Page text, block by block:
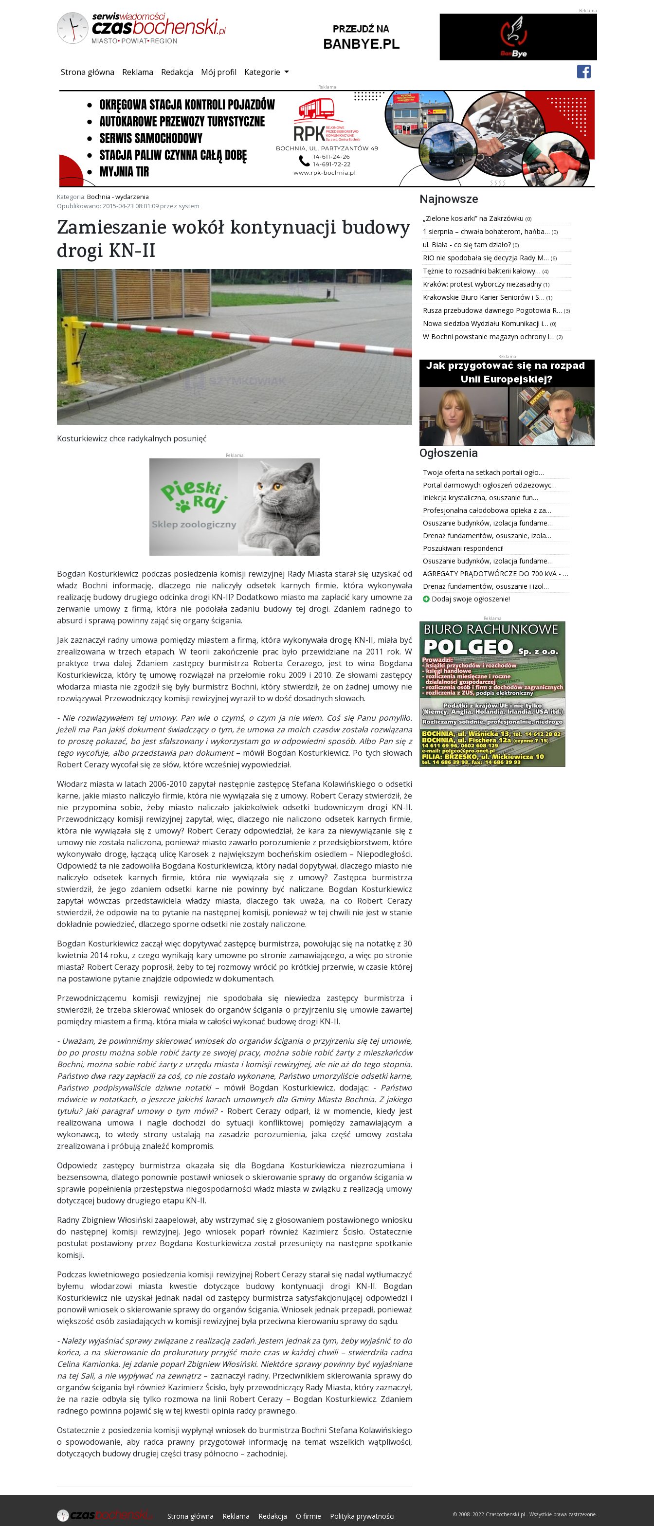
Strona główna (current)
Reklama Redakcja Mój profil Kategorie
Kategoria: Bochnia - wydarzenia
Opublikowano: 2015-04-23 08:01:09 przez system
Zamieszanie wokół kontynuacji budowy
drogi KN-II
Kosturkiewicz chce radykalnych posunięć
Bogdan Kosturkiewicz podczas posiedzenia komisji rewizyjnej Rady Miasta starał się uzyskać od
władz Bochni informację, dlaczego nie naliczyły odsetek karnych firmie, która wykonywała
realizację budowy drugiego odcinka drogi KN-II? Dodatkowo miasto ma zapłacić kary umowne za
zerwanie umowy z firmą, która nie podołała zadaniu budowy tej drogi. Zdaniem radnego to
absurd i sprawą powinny zająć się organy ścigania.
Jak zaznaczył radny umowa pomiędzy miastem a firmą, która wykonywała drogę KN-II, miała być
zrealizowana w trzech etapach. W teorii zakończenie prac było przewidziane na 2011 rok. W
praktyce trwa dalej. Zdaniem zastępcy burmistrza Roberta Cerazego, jest to wina Bogdana
Kosturkiewicza, który tę umowę rozwiązał na przełomie roku 2009 i 2010. Ze słowami zastępcy
włodarza miasta nie zgodził się były burmistrz Bochni, który stwierdził, że on żadnej umowy nie
rozwiązywał. Przewodniczący komisji rewizyjnej wyraził to w dość dosadnych słowach.
- Nie rozwiązywałem tej umowy. Pan wie o czymś, o czym ja nie wiem. Coś się Panu pomyliło.
Jeżeli ma Pan jakiś dokument świadczący o tym, że umowa za moich czasów została rozwiązana
to proszę pokazać, bo jest sfałszowany i wykorzystam go w odpowiedni sposób. Albo Pan się z
tego wycofuje, albo przedstawia pan dokument– mówił Bogdan Kosturkiewicz. Po tych słowach
Robert Cerazy wycofał się ze słów, które wcześniej wypowiedział.
Włodarz miasta w latach 2006-2010 zapytał następnie zastępcę Stefana Kolawińskiego o odsetki
karne, jakie miasto naliczyło firmie, która nie wywiązała się z umowy. Robert Cerazy stwierdził, że
nie przypomina sobie, żeby miasto naliczało jakiekolwiek odsetki budowniczym drogi KN-II.
Przewodniczący komisji rewizyjnej zapytał, więc, dlaczego nie naliczono odsetek karnych firmie,
która nie wywiązała się z umowy? Robert Cerazy odpowiedział, że kara za niewywiązanie się z
umowy nie została naliczona, ponieważ miasto zawarło porozumienie z przedsiębiorstwem, które
wykonywało drogę, łączącą ulicę Karosek z największym bocheńskim osiedlem – Niepodległości.
Odpowiedź ta nie zadowoliła Bogdana Kosturkiewicza, który nadal dopytywał, dlaczego miasto nie
naliczyło odsetek karnych firmie, która nie wywiązała się z umowy? Zastępca burmistrza
stwierdził, że jego zdaniem odsetki karne nie powinny być naliczane. Bogdan Kosturkiewicz
zapytał wówczas przedstawiciela władzy miasta, dlaczego tak uważa, na co Robert Cerazy
stwierdził, że odpowie na to pytanie na następnej komisji, ponieważ w tej chwili nie jest w stanie
dokładnie powiedzieć, dlaczego sporne odsetki nie zostały naliczone.
Bogdan Kosturkiewicz zaczął więc dopytywać zastępcę burmistrza, powołując się na notatkę z 30
kwietnia 2014 roku, z czego wynikają kary umowne po stronie zamawiającego, a więc po stronie
miasta? Robert Cerazy poprosił, żeby to tej rozmowy wrócić po krótkiej przerwie, w czasie której
na postawione pytanie znajdzie odpowiedz w dokumentach.
Przewodniczącemu komisji rewizyjnej nie spodobała się niewiedza zastępcy burmistrza i
stwierdził, że trzeba skierować wniosek do organów ścigania o przyjrzeniu się umowie zawartej
pomiędzy miastem a firmą, która miała w całości wykonać budowę drogi KN-II.
- Uważam, że powinniśmy skierować wniosek do organów ścigania o przyjrzeniu się tej umowie,
bo po prostu można sobie robić żarty ze swojej pracy, można sobie robić żarty z mieszkańców
Bochni, można sobie robić żarty z urzędu miasta i komisji rewizyjnej, ale nie aż do tego stopnia.
Państwo dwa razy zapłacili za coś, co nie zostało wykonane, Państwo umorzyliście odsetki karne,
Państwo podpisywaliście dziwne notatki – mówił Bogdan Kosturkiewicz, dodając: - Państwo
mówicie w notatkach, o jeszcze jakichś karach umownych dla Gminy Miasta Bochnia. Z jakiego
tytułu? Jaki paragraf umowy o tym mówi?- Robert Cerazy odparł, iż w momencie, kiedy jest
realizowana umowa i nagle dochodzi do sytuacji konfliktowej pomiędzy zamawiającym a
wykonawcą, to wtedy strony ustalają na zasadzie porozumienia, jaka część umowy została
zrealizowana i próbują znaleźć kompromis.
Odpowiedz zastępcy burmistrza okazała się dla Bogdana Kosturkiewicza niezrozumiana i
bezsensowna, dlatego ponownie postawił wniosek o skierowanie sprawy do organów ścigania w
sprawie popełnienia przestępstwa niegospodarności władz miasta w związku z realizacją umowy
dotyczącej budowy drugiego etapu KN-II.
Radny Zbigniew Włosiński zaapelował, aby wstrzymać się z głosowaniem postawionego wniosku
do następnej komisji rewizyjnej. Jego wniosek poparł również Kazimierz Ścisło. Ostatecznie
postulat postawiony przez Bogdana Kosturkiewicza został przesunięty na następne spotkanie
komisji.
Podczas kwietniowego posiedzenia komisji rewizyjnej Robert Cerazy starał się nadal wytłumaczyć
byłemu włodarzowi miasta kwestie dotyczące budowy kontynuacji drogi KN-II. Bogdan
Kosturkiewicz nie uzyskał jednak nadal od zastępcy burmistrza satysfakcjonującej odpowiedzi i
ponowił wniosek o skierowanie sprawy do organów ścigania. Wniosek jednak przepadł, ponieważ
większość osób zasiadających w komisji rewizyjnej była przeciwna kierowaniu sprawy do sądu.
- Należy wyjaśniać sprawy związane z realizacją zadań. Jestem jednak za tym, żeby wyjaśnić to do
końca, a na skierowanie do prokuratury przyjść może czas w każdej chwili – stwierdziła radna
Celina Kamionka. Jej zdanie poparł Zbigniew Włosiński. Niektóre sprawy powinny być wyjaśniane
na tej Sali, a nie wypływać na zewnątrz– zaznaczył radny. Przeciwnikiem skierowania sprawy do
organów ścigania był również Kazimierz Ścisło, były przewodniczący Rady Miasta, który zaznaczył,
że na razie odbyła się tylko rozmowa na linii Robert Cerazy – Bogdan Kosturkiewicz. Zdaniem
radnego powinna pojawić się w tej kwestii opinia radcy prawnego.
Ostatecznie z posiedzenia komisji wypłynął wniosek do burmistrza Bochni Stefana Kolawińskiego
o spowodowanie, aby radca prawny przygotował informację na temat wszelkich wątpliwości,
dotyczących budowy drugiej części trasy północno – zachodniej.
Najnowsze
„Zielone kosiarki” na Zakrzówku (0)
1 sierpnia – chwała bohaterom, hańba… (0)
ul. Biała - co się tam działo? (0)
RIO nie spodobała się decyzja Rady M… (6)
Tężnie to rozsadniki bakterii kałowy… (4)
Kraków: protest wyborczy niezasadny (1)
Krakowskie Biuro Karier Seniorów i S… (1)
Rusza przebudowa dawnego Pogotowia R… (3)
Nowa siedziba Wydziału Komunikacji i… (0)
W Bochni powstanie magazyn ochrony l… (2)
Ogłoszenia
Twoja oferta na setkach portali ogło…
Portal darmowych ogłoszeń odzieżowyc…
Iniekcja krystaliczna, osuszanie fun…
Profesjonalna całodobowa opieka z za…
Osuszanie budynków, izolacja fundame…
Drenaż fundamentów, osuszanie, izola…
Poszukiwani respondenci!
Osuszanie budynków, izolacja fundame…
AGREGATY PRĄDOTWÓRCZE DO 700 kVA - …
Drenaż fundamentów, osuszanie i izol…
Dodaj swoje ogłoszenie!
Strona główna Reklama Redakcja O firmie Polityka prywatności © 2008–2022 Czasbochenski.pl - Wszystkie prawa zastrzeżone.